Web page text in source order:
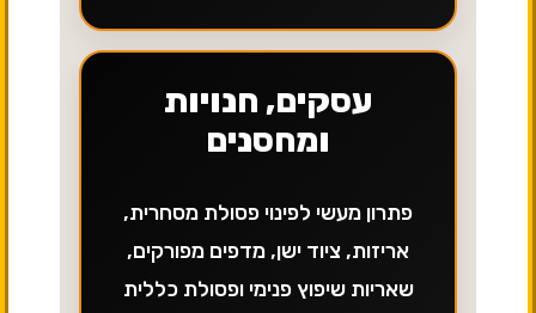
עסקים, חנויות
ומחסנים
פתרון מעשי לפינוי פסולת מסחרית,
אריזות, ציוד ישן, מדפים מפורקים,
שאריות שיפוץ פנימי ופסולת כללית